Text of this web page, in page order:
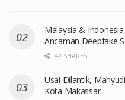
Malaysia &
Ancaman Deepfake
42 SHARES
Usai Dilantik,
Kota Makassar